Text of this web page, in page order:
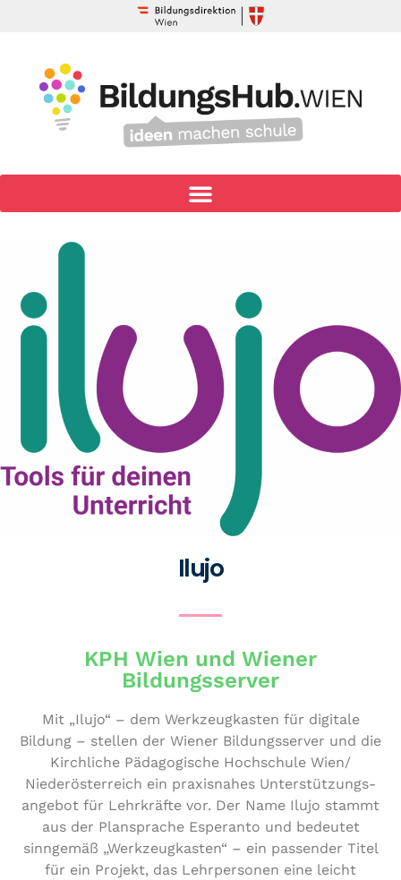
Ilujo
KPH Wien und Wiener
Bildungsserver
Mit „Ilujo“ – dem Werk­zeug­kas­ten für digitale
Bildung – stellen der Wiener Bil­dungs­ser­ver und die
Kirch­li­che Päd­ago­gi­sche Hoch­schu­le Wien/​
Niederösterreich ein pra­xis­na­hes Unter­stüt­zungs­
an­ge­bot für Lehr­kräf­te vor. Der Name Ilujo stammt
aus der Plan­spra­che Esperanto und bedeutet
sinngemäß „Werk­zeug­kas­ten“ – ein passender Titel
für ein Projekt, das Lehr­per­so­nen eine leicht